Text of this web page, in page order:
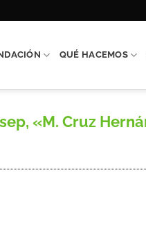
QUÉ HACEMOS
«M. Cruz